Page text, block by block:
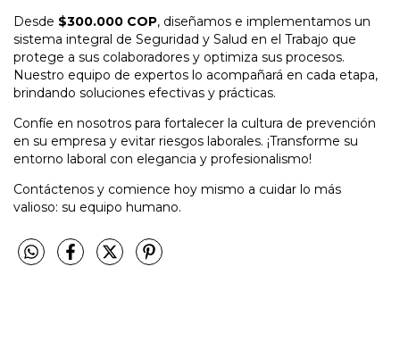
Desde $300.000 COP, diseñamos e implementamos un
sistema integral de Seguridad y Salud en el Trabajo que
protege a sus colaboradores y optimiza sus procesos.
Nuestro equipo de expertos lo acompañará en cada etapa,
brindando soluciones efectivas y prácticas.
Confíe en nosotros para fortalecer la cultura de prevención
en su empresa y evitar riesgos laborales. ¡Transforme su
entorno laboral con elegancia y profesionalismo!
Contáctenos y comience hoy mismo a cuidar lo más
valioso: su equipo humano.